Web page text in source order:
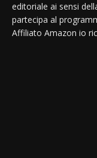
editoriale ai sensi
partecipa al
Affiliato Amazon io